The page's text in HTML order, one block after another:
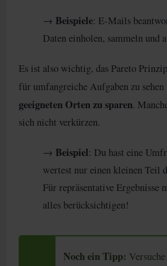
→ Beispiele: E-Mails
Daten einholen, sammeln und
Es ist also wichtig, das Pareto Prinzip
für umfangreiche Aufgaben zu sehen
geeigneten Orten zu sparen.
sich nicht verkürzen.
→ Beispiel: Du hast eine
wertest nur einen kleinen Teil
Für repräsentative Ergebnisse
alles berücksichtigen!
Noch ein Tipp: